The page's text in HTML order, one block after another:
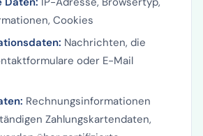
Cookies
Nachrichten, die
oder E-Mail
Rechnungsinformationen
Zahlungskartendaten,